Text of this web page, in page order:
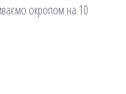
окропом на 10